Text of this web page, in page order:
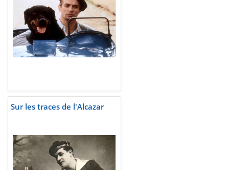
Sur les traces de l'Alcazar